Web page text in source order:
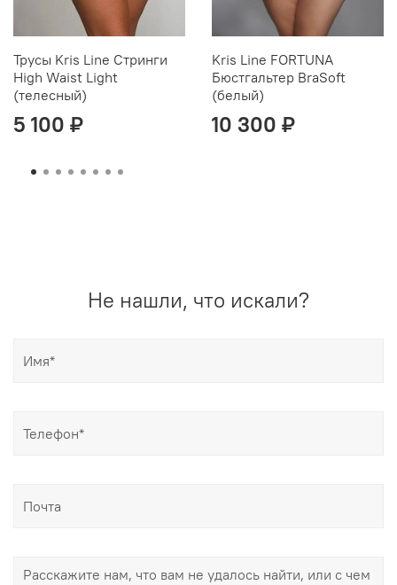
Трусы Kris Line Стринги
High Waist Light
(телесный)
5 100 ₽
Kris Line FORTUNA
Бюстгальтер BraSoft
(белый)
10 300 ₽
Не нашли, что искали?